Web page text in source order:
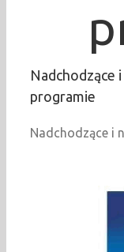
Nadchodzące
programie
Nadchodzące i